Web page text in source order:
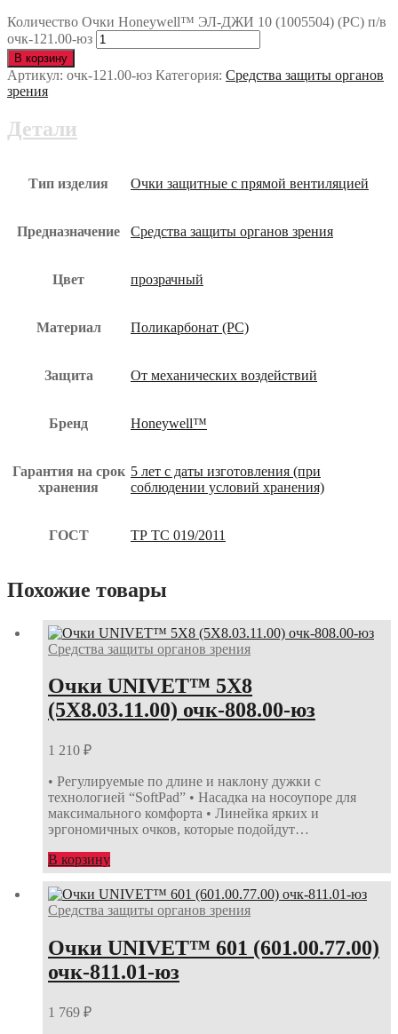
Количество Очки Honeywell™ ЭЛ-ДЖИ 10 (1005504) (РС) п/в
очк-121.00-юз
В корзину
Артикул: очк-121.00-юз Категория: Средства защиты органов
зрения
Детали
Тип изделия Очки защитные с прямой вентиляцией
Предназначение Средства защиты органов зрения
Цвет прозрачный
Материал Поликарбонат (РС)
Защита От механических воздействий
Бренд Honeywell™
Гарантия на срок
хранения
5 лет с даты изготовления (при
соблюдении условий хранения)
ГОСТ ТР ТС 019/2011
Похожие товары
Средства защиты органов зрения
Очки UNIVET™ 5Х8
(5Х8.03.11.00) очк-808.00-юз
1 210 ₽
• Регулируемые по длине и наклону дужки с
технологией “SoftPad” • Насадка на носоупоре для
максимального комфорта • Линейка ярких и
эргономичных очков, которые подойдут…
В корзину
Средства защиты органов зрения
Очки UNIVET™ 601 (601.00.77.00)
очк-811.01-юз
1 769 ₽